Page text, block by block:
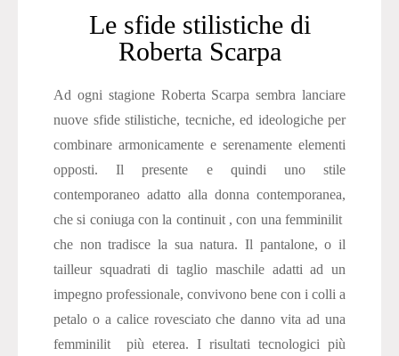
Le sfide stilistiche di
Roberta Scarpa
Ad ogni stagione Roberta Scarpa sembra lanciare
nuove sfide stilistiche, tecniche, ed ideologiche per
combinare armonicamente e serenamente elementi
opposti. Il presente e quindi uno stile
contemporaneo adatto alla donna contemporanea,
che si coniuga con la continuit , con una femminilit
che non tradisce la sua natura. Il pantalone, o il
tailleur squadrati di taglio maschile adatti ad un
impegno professionale, convivono bene con i colli a
petalo o a calice rovesciato che danno vita ad una
femminilit più eterea. I risultati tecnologici più